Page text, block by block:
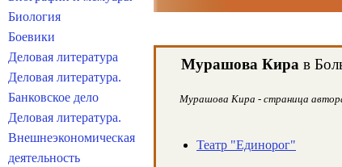
Мурашова Кира в
Мурашова Кира - страница автора
Театр "Единорог"
Биология
Боевики
Деловая литература
Деловая литература.
Банковское дело
Деловая литература.
Внешнеэкономическая
деятельность